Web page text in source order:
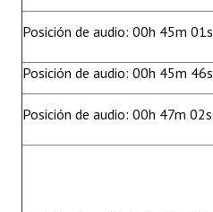
Posición de audio: 00h 45m 01s
Posición de audio: 00h 45m 46s
Posición de audio: 00h 47m 02s